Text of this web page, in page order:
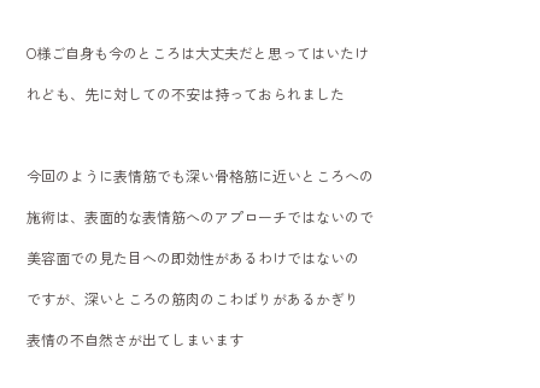
O様ご自身も今のところは大丈夫だと思ってはいたけ
れども、先に対しての不安は持っておられました
今回のように表情筋でも深い骨格筋に近いところへの
施術は、表面的な表情筋へのアプローチではないので
美容面での見た目への即効性があるわけではないの
ですが、深いところの筋肉のこわばりがあるかぎり
表情の不自然さが出てしまいます